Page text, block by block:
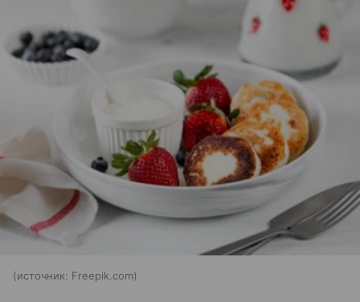
источник: Freepik.com